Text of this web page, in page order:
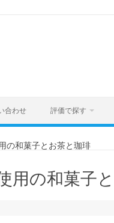
合わせ 評価で探す
の和菓子とお茶と珈琲
用の和菓子